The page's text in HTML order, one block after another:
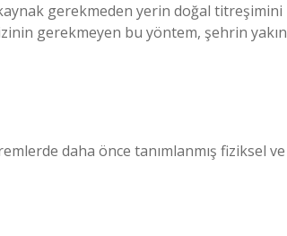
gerekmeden yerin doğal titreşimini
gerekmeyen bu yöntem, şehrin yakın
daha önce tanımlanmış fiziksel ve